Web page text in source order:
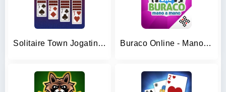
Solitaire Town Jogatina: Cards Buraco Online - Mano a Mano